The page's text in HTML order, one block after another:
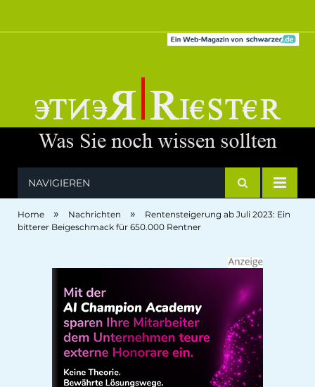
NAVIGIEREN
Home » Nachrichten »
Rentensteigerung ab Juli 2023: Ein
bitterer Beigeschmack für 650.000 Rentner